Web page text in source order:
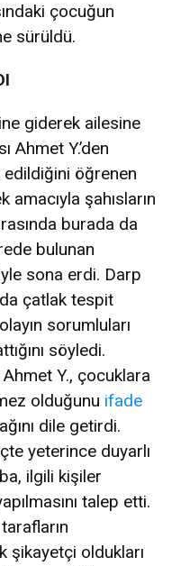
çocuğun
sürüldü.
giderek ailesine
Ahmet Y.’den
edildiğini öğrenen
şahısların
burada da
bulunan
sona erdi. Darp
çatlak tespit
sorumluları
söyledi.
Y., çocuklara
olduğunu ifade
dile getirdi.
yeterince duyarlı
ilgili kişiler
talep etti.
şikayetçi oldukları